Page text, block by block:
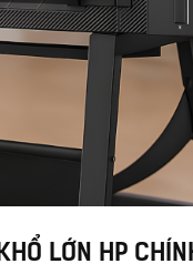
LỚN HP